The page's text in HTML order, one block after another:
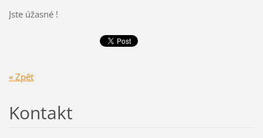
Jste úžasné !
« Zpět
Kontakt